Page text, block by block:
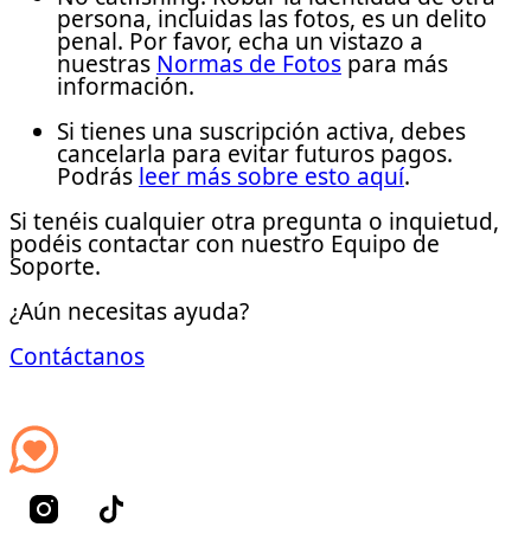
persona, incluidas las fotos, es un delito
penal. Por favor, echa un vistazo a
nuestras Normas de Fotos para más
información.
Si tienes una suscripción activa, debes
cancelarla para evitar futuros pagos.
Podrás leer más sobre esto aquí.
Si tenéis cualquier otra pregunta o inquietud,
podéis contactar con nuestro Equipo de
Soporte.
¿Aún necesitas ayuda?
Contáctanos